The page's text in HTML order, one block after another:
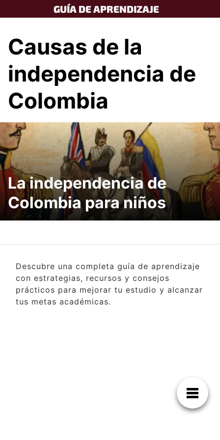
to
GUÍA DE APRENDIZAJE
Causas de la
independencia de
Colombia
La independencia de
Colombia para niños
Descubre una completa guía de aprendizaje
con estrategias, recursos y consejos
prácticos para mejorar tu estudio y alcanzar
tus metas académicas.